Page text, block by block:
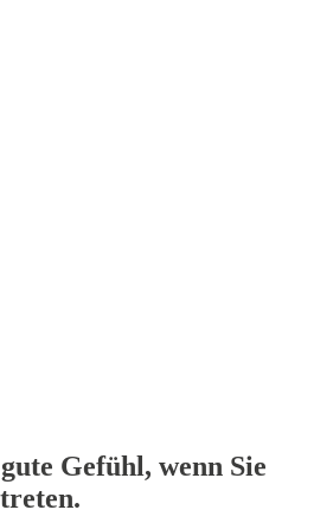
Gefühl, wenn Sie